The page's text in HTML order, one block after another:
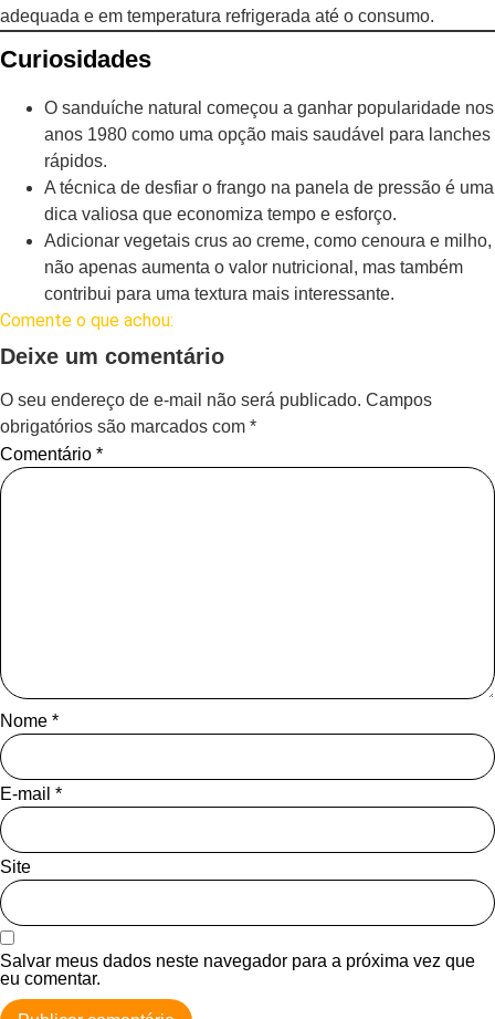
adequada e em temperatura refrigerada até o consumo.
Curiosidades
O sanduíche natural começou a ganhar popularidade nos
anos 1980 como uma opção mais saudável para lanches
rápidos.
A técnica de desfiar o frango na panela de pressão é uma
dica valiosa que economiza tempo e esforço.
Adicionar vegetais crus ao creme, como cenoura e milho,
não apenas aumenta o valor nutricional, mas também
contribui para uma textura mais interessante.
Comente o que achou:
Deixe um comentário
O seu endereço de e-mail não será publicado. Campos
obrigatórios são marcados com *
Comentário *
Nome *
E-mail *
Site
Salvar meus dados neste navegador para a próxima vez que
eu comentar.